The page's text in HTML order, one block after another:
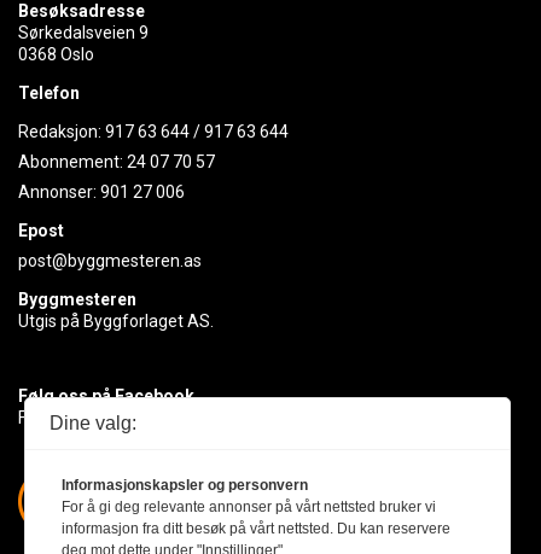
Besøksadresse
Sørkedalsveien 9
0368 Oslo
Telefon
Redaksjon: 917 63 644/917 63 644
Abonnement: 24 07 70 57
Annonser: 901 27 006
Epost
post@byggmesteren.as
Byggmesteren
Utgis på Byggforlaget AS.
Følg oss på Facebook
Få med deg det siste innen byggebransjen
Dine valg:
Informasjonskapsler og personvern
For å gi deg relevante annonser på vårt nettsted bruker vi
informasjon fra ditt besøk på vårt nettsted. Du kan reservere
deg mot dette under "Innstillinger".